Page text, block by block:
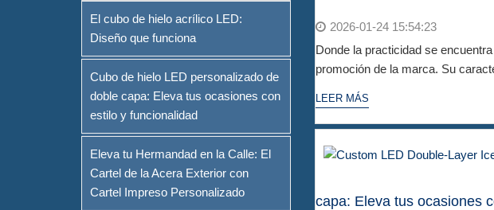
El cubo de hielo acrílico LED:
Diseño que funciona
Cubo de hielo LED personalizado de
doble capa: Eleva tus ocasiones con
estilo y funcionalidad
Eleva tu Hermandad en la Calle: El
Cartel de la Acera Exterior con
Cartel Impreso Personalizado
2026-01-24 15:54:23
Donde la practicidad se
promoción de la marca. Su
LEER MÁS
capa: Eleva tus ocasiones